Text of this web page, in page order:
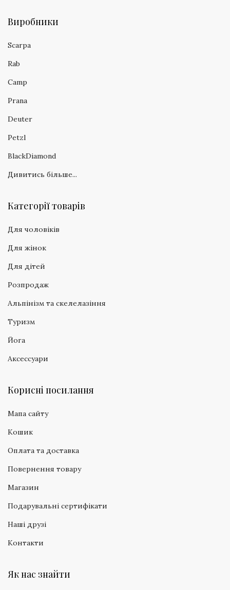
Виробники
Scarpa
Rab
Camp
Prana
Deuter
Petzl
BlackDiamond
Дивитись більше...
Категорії товарів
Для чоловіків
Для жінок
Для дітей
Розпродаж
Альпінізм та скелелазіння
Туризм
Йога
Аксессуари
Корисні посилання
Мапа сайту
Кошик
Оплата та доставка
Повернення товару
Магазин
Подарувальні сертифікати
Наші друзі
Контакти
Як нас знайти